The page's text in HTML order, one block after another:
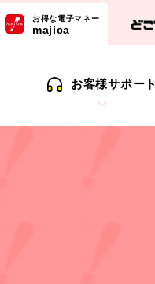
お得な電子マネー
majica
お客様サポート